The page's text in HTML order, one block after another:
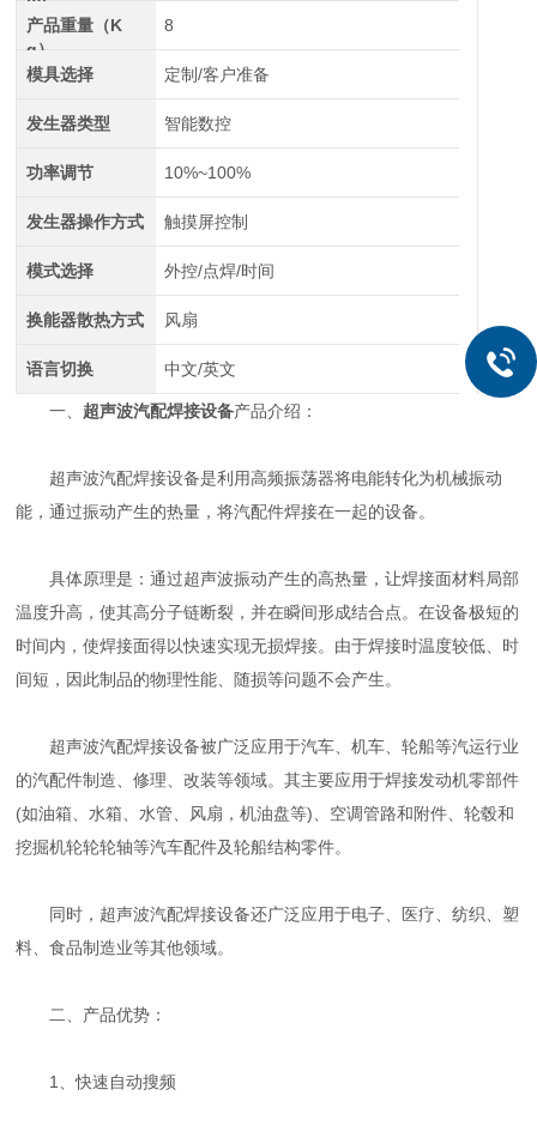
产品重量（K
g）
8
模具选择 定制/客户准备
发生器类型 智能数控
功率调节 10%~100%
发生器操作方式 触摸屏控制
模式选择 外控/点焊/时间
换能器散热方式 风扇
语言切换 中文/英文
一、 超声波汽配焊接设备产品介绍：
超声波汽配焊接设备是利用高频振荡器将电能转化为机械振动
能，通过振动产生的热量，将汽配件焊接在一起的设备。
具体原理是：通过超声波振动产生的高热量，让焊接面材料局部
温度升高，使其高分子链断裂，并在瞬间形成结合点。在设备极短的
时间内，使焊接面得以快速实现无损焊接。由于焊接时温度较低、时
间短，因此制品的物理性能、随损等问题不会产生。
超声波汽配焊接设备被广泛应用于汽车、机车、轮船等汽运行业
的汽配件制造、修理、改装等领域。其主要应用于焊接发动机零部件
(如油箱、水箱、水管、风扇，机油盘等)、空调管路和附件、轮毂和
挖掘机轮轮轮轴等汽车配件及轮船结构零件。
同时，超声波汽配焊接设备还广泛应用于电子、医疗、纺织、塑
料、食品制造业等其他领域。
二、产品优势：
1、快速自动搜频